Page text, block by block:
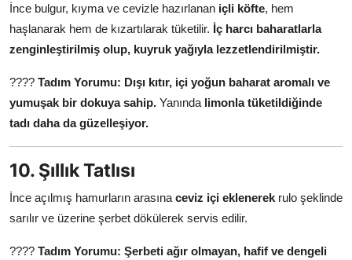
İnce bulgur, kıyma ve cevizle hazırlanan içli köfte, hem
haşlanarak hem de kızartılarak tüketilir. İç harcı baharatlarla
zenginleştirilmiş olup, kuyruk yağıyla lezzetlendirilmiştir.
???? Tadım Yorumu: Dışı kıtır, içi yoğun baharat aromalı ve
yumuşak bir dokuya sahip. Yanında limonla tüketildiğinde
tadı daha da güzelleşiyor.
10. Şıllık Tatlısı
İnce açılmış hamurların arasına ceviz içi eklenerek rulo şeklinde
sarılır ve üzerine şerbet dökülerek servis edilir.
???? Tadım Yorumu: Şerbeti ağır olmayan, hafif ve dengeli